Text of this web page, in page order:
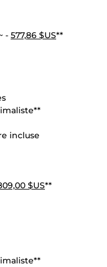
- 577,86 $US**
incluse
$US**